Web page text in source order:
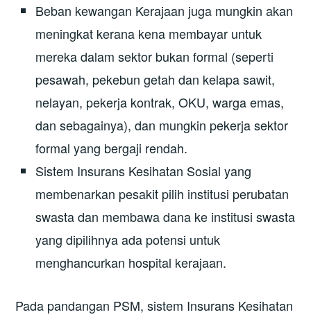
Beban kewangan Kerajaan juga mungkin akan
meningkat kerana kena membayar untuk
mereka dalam sektor bukan formal (seperti
pesawah, pekebun getah dan kelapa sawit,
nelayan, pekerja kontrak, OKU, warga emas,
dan sebagainya), dan mungkin pekerja sektor
formal yang bergaji rendah.
Sistem Insurans Kesihatan Sosial yang
membenarkan pesakit pilih institusi perubatan
swasta dan membawa dana ke institusi swasta
yang dipilihnya ada potensi untuk
menghancurkan hospital kerajaan.
Pada pandangan PSM, sistem Insurans Kesihatan